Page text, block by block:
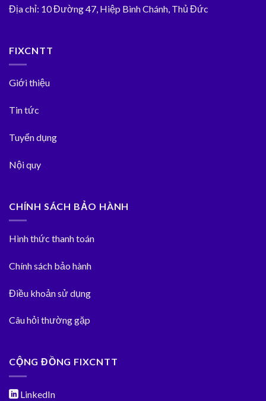
Địa chỉ: 10 Đường 47, Hiệp Bình Chánh, Thủ Đức
FIXCNTT
Giới thiệu
Tin tức
Tuyển dụng
Nội quy
CHÍNH SÁCH BẢO HÀNH
Hình thức thanh toán
Chính sách bảo hành
Điều khoản sử dụng
Câu hỏi thường gặp
CỘNG ĐỒNG FIXCNTT
LinkedIn